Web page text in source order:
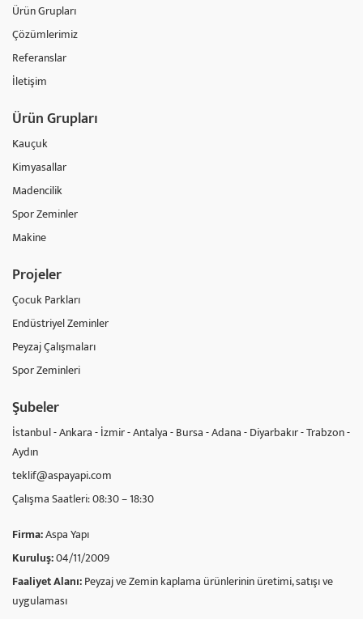
Ürün Grupları
Çözümlerimiz
Referanslar
İletişim
Ürün Grupları
Kauçuk
Kimyasallar
Madencilik
Spor Zeminler
Makine
Projeler
Çocuk Parkları
Endüstriyel Zeminler
Peyzaj Çalışmaları
Spor Zeminleri
Şubeler
İstanbul - Ankara - İzmir - Antalya - Bursa - Adana - Diyarbakır - Trabzon -
Aydın
teklif@aspayapi.com
Çalışma Saatleri: 08:30 – 18:30
Firma:Aspa Yapı
Kuruluş:04/11/2009
Faaliyet Alanı:Peyzaj ve Zemin kaplama ürünlerinin üretimi, satışı ve
uygulaması